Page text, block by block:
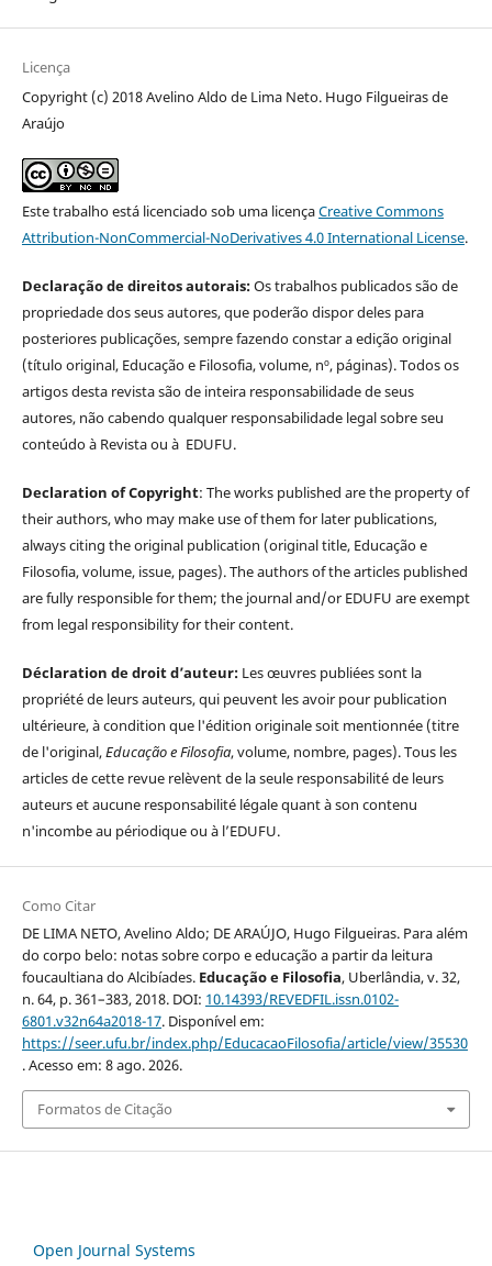
Licença
Copyright (c) 2018 Avelino Aldo de Lima Neto. Hugo Filgueiras de
Araújo
Este trabalho está licenciado sob uma licençaCreative Commons
Attribution-NonCommercial-NoDerivatives 4.0 International License.
Declaração de direitos autorais:Os trabalhos publicados são de
propriedade dos seus autores, que poderão dispor deles para
posteriores publicações, sempre fazendo constar a edição original
(título original, Educação e Filosofia, volume, nº, páginas). Todos os
artigos desta revista são de inteira responsabilidade de seus
autores, não cabendo qualquer responsabilidade legal sobre seu
conteúdo à Revista ou à EDUFU.
Declaration of Copyright: The works published are the property of
their authors, who may make use of them for later publications,
always citing the original publication (original title, Educação e
Filosofia, volume, issue, pages). The authors of the articles published
are fully responsible for them; the journal and/or EDUFU are exempt
from legal responsibility for their content.
Déclaration de droit d’auteur: Les œuvres publiées sont la
propriété de leurs auteurs, qui peuvent les avoir pour publication
ultérieure, à condition que l'édition originale soit mentionnée (titre
de l'original,Educação e Filosofia, volume, nombre, pages). Tous les
articles de cette revue relèvent de la seule responsabilité de leurs
auteurs et aucune responsabilité légale quant à son contenu
n'incombe au périodique ou à l’EDUFU.
Como Citar
DE LIMA NETO, Avelino Aldo; DE ARAÚJO, Hugo Filgueiras. Para além
do corpo belo: notas sobre corpo e educação a partir da leitura
foucaultiana do Alcibíades. Educação e Filosofia, Uberlândia, v. 32,
n. 64, p. 361–383, 2018. DOI: 10.14393/REVEDFIL.issn.0102-
6801.v32n64a2018-17. Disponível em:
https://seer.ufu.br/index.php/EducacaoFilosofia/article/view/35530
. Acesso em: 8 ago. 2026.
Formatos de Citação
Open Journal Systems